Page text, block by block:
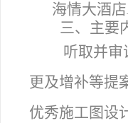
海情大酒
三、主要
听取并审
更及增补等提
优秀施工图设